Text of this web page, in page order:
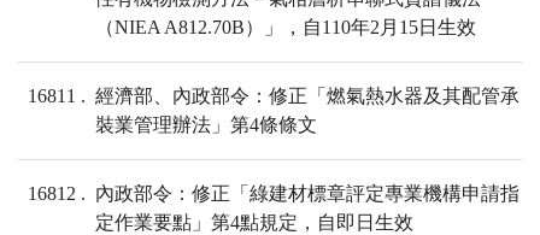
（NIEA A812.70B）」，自110年2月15日生效
16811
經濟部、內政部令：修正「燃氣熱水器及其配管承
裝業管理辦法」第4條條文
16812
內政部令：修正「綠建材標章評定專業機構申請指
定作業要點」第4點規定，自即日生效